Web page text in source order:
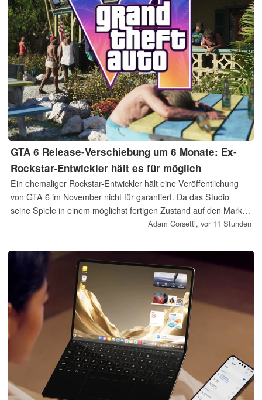
GTA 6 Release-Verschiebung um 6 Monate: Ex-
Rockstar-Entwickler hält es für möglich
Ein ehemaliger Rockstar-Entwickler hält eine Veröffentlichung
von GTA 6 im November nicht für garantiert. Da das Studio
seine Spiele in einem möglichst fertigen Zustand auf den Markt
bringen will, könnten kurzfristig auftretende Probleme zu einer
vor der bevorstehenden Präsentation der Geschäftszahlen von
Take-Two ein dritter Trailer erscheint.
Adam Corsetti, vor 11 Stunden